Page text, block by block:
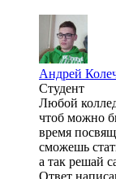
Андрей
Студент
Любой
чтоб можно
время
сможешь
а так решай